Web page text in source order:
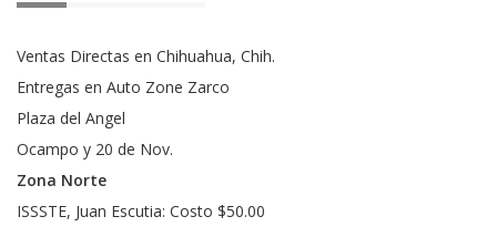
Ventas Directas en Chihuahua, Chih.
Entregas en Auto Zone Zarco
Plaza del Angel
Ocampo y 20 de Nov.
Zona Norte
ISSSTE, Juan Escutia: Costo $50.00